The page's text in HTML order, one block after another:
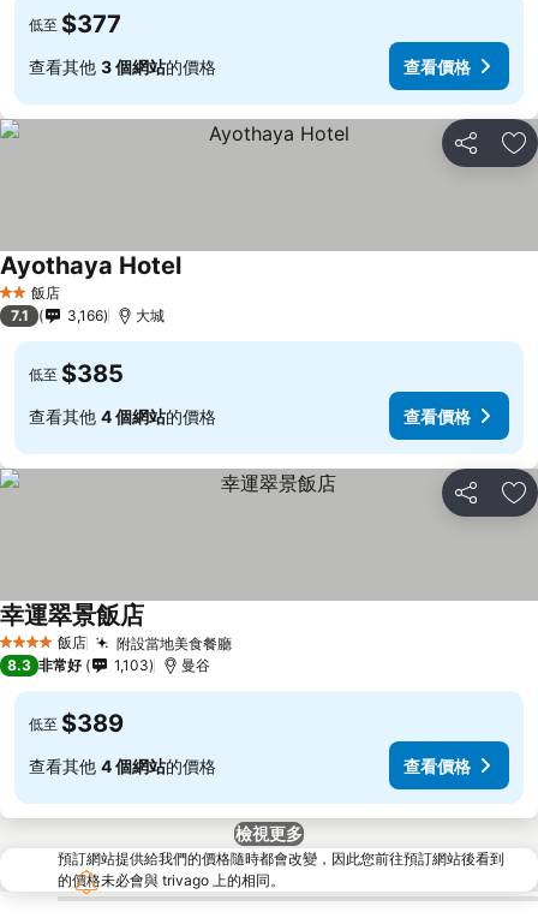
低至 $377
查看其他 3 個網站的價格 查看價格
分享 加
2 星級飯店
Ayothaya Hotel
7.1 3,166 大城
低至 $385
查看其他 4 個網站的價格 查看價格
分享 加
4 星級 飯店 附設當地美食餐廳
幸運翠景飯店
8.3 非常好 1,103 曼谷
低至 $389
查看其他 4 個網站的價格 查看價格
檢視更多
預訂網站提供給我們的價格隨時都會改變，因此您前往預訂網站後看到
的價格未必會與 trivago 上的相同。